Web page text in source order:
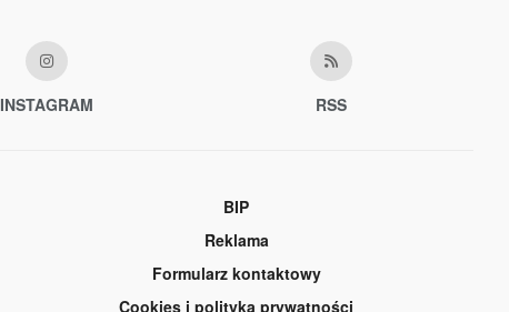
INSTAGRAM RSS
BIP
Reklama
Formularz kontaktowy
Cookies i polityka prywatności